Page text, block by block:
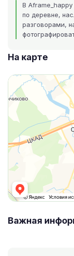
В
по деревне,
разговорами,
На карте
Важная